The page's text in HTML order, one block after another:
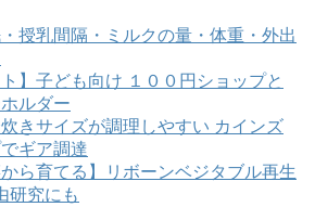
授乳間隔・ミルクの量・体重・外出
】子ども向け １００円ショップと
ルダー
炊きサイズが調理しやすい カインズ
ギア調達
から育てる】リボーンベジタブル再生
研究にも